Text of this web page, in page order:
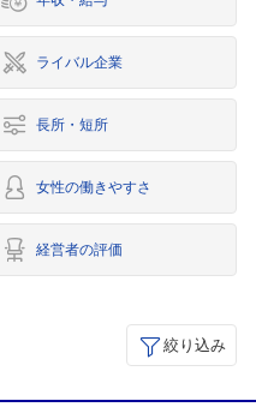
ライバル企業
長所・短所
女性の働きやすさ
経営者の評価
絞り込み